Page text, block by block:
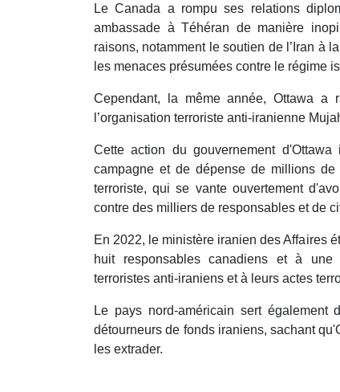
Le Canada a rompu ses relations
ambassade à Téhéran de manière
raisons, notamment le soutien de l’Iran à
les menaces présumées contre le régime
Cependant, la même année, Ottawa
l’organisation terroriste anti-iranienne
Cette action du gouvernement
campagne et de dépense de millions
terroriste, qui se vante ouvertement
contre des milliers de responsables et de
En 2022, le ministère iranien des Affaires
huit responsables canadiens et à
terroristes anti-iraniens et à leurs actes
Le pays nord-américain sert
détourneurs de fonds iraniens, sachant
les extrader.